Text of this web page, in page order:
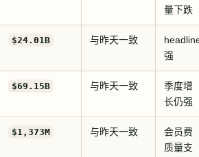
量下跌
$24.01B 与昨天一致
强
$69.15B 与昨天一致
季度增
长仍强
$1,373M 与昨天一致
会员费
质量支